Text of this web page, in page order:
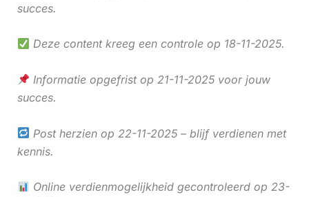
succes.
Deze content kreeg een controle op 18-11-2025.
Informatie opgefrist op 21-11-2025 voor jouw
succes.
Post herzien op 22-11-2025 – blijf verdienen met
kennis.
Online verdienmogelijkheid gecontroleerd op 23-